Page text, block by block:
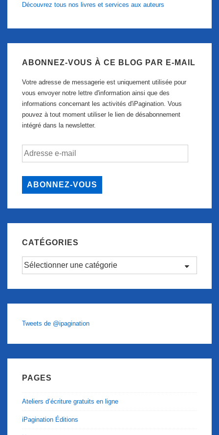
Découvrez tous nos livres et services aux auteurs
ABONNEZ-VOUS À CE BLOG PAR E-MAIL
Votre adresse de messagerie est uniquement utilisée pour
vous envoyer notre lettre d'information ainsi que des
informations concernant les activités d'iPagination. Vous
pouvez à tout moment utiliser le lien de désabonnement
intégré dans la newsletter.
Adresse
ABONNEZ-VOUS
CATÉGORIES
Catégories
Tweets de @ipagination
PAGES
Ateliers d’écriture gratuits en ligne
iPagination Éditions